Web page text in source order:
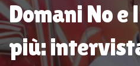
Domani No e
più: